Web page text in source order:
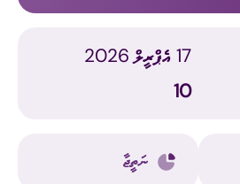
17 އެޕްރީލް 2026
10
ނަތީޖާ